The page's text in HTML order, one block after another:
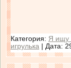
Категория: Я ищу
игрулька | Дата: